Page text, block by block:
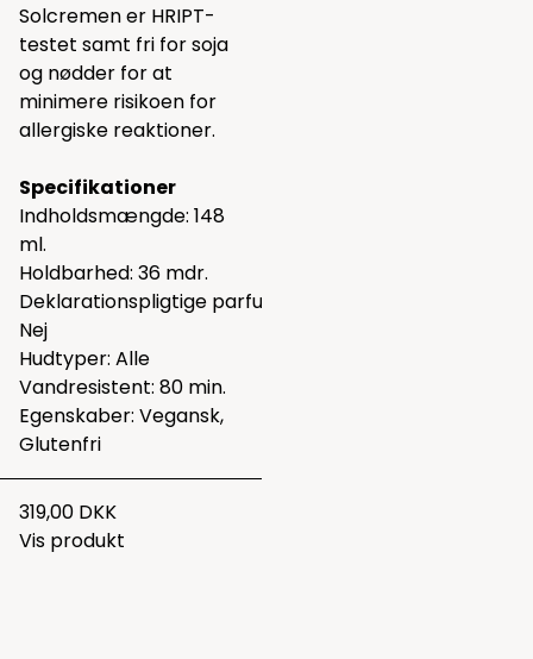
Solcremen er HRIPT-
testet samt fri for soja
og nødder for at
minimere risikoen for
allergiske reaktioner.
Specifikationer
Indholdsmængde: 148
ml.
Holdbarhed: 36 mdr.
Deklarationspligtige parfumestoffer:
Nej
Hudtyper: Alle
Vandresistent: 80 min.
Egenskaber: Vegansk,
Glutenfri
319,00 DKK
Vis produkt